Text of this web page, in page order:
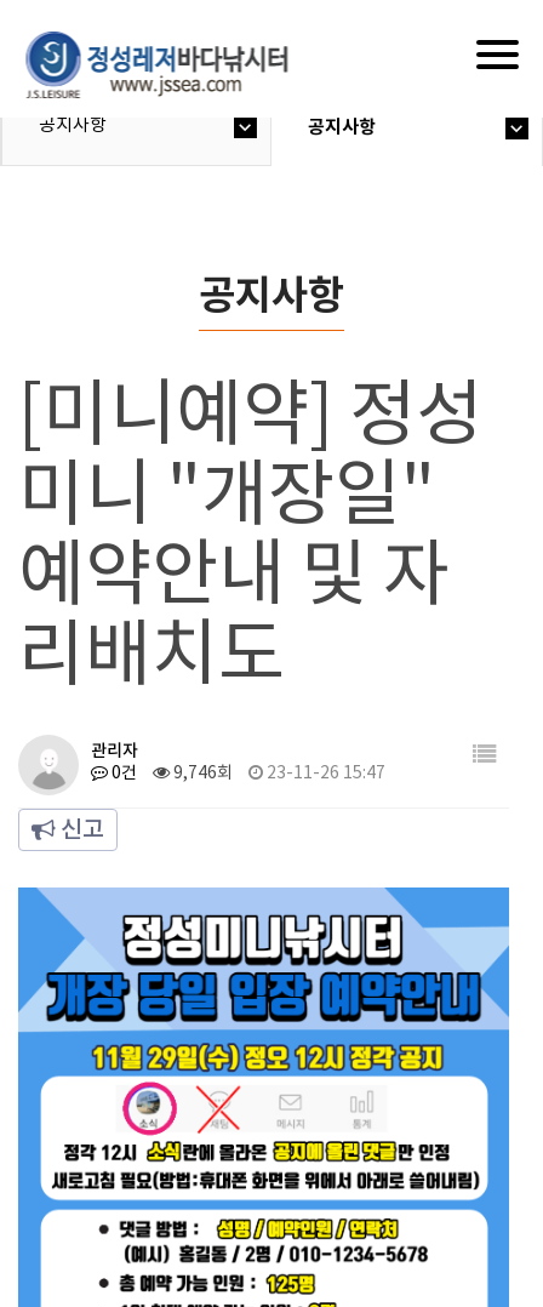
공지사항 공지사항
공지사항
[미니예약] 정성
미니 "개장일"
예약안내 및 자
리배치도
관리자
0건 9,746회 23-11-26 15:47
신고